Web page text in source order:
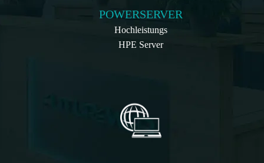
POWERSERVER
Hochleistungs
HPE Server